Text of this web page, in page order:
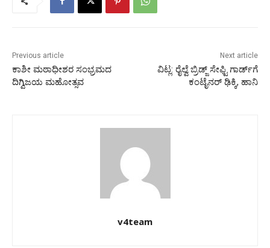
Previous article
ಕಾಶೀ ಮಠಾಧೀಶರ ಸಂಭ್ರಮದ
ದಿಗ್ವಿಜಯ ಮಹೋತ್ಸವ
Next article
ವಿಟ್ಲ: ರೈಲ್ವೆ ಬ್ರಿಡ್ಜ್ ಸೇಫ್ಟಿ ಗಾರ್ಡ್‌ಗೆ
ಕಂಟೈನರ್ ಢಿಕ್ಕಿ, ಹಾನಿ
v4team